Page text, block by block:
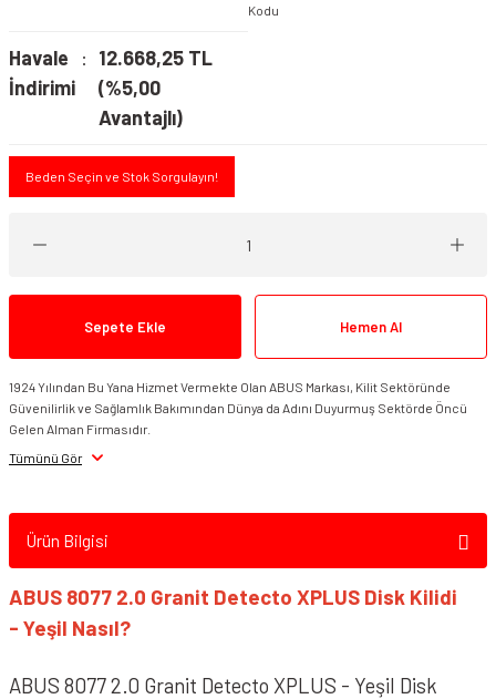
Kodu
Havale
İndirimi
12.668,25 TL
(%5,00
Avantajlı)
Beden Seçin ve Stok Sorgulayın!
Sepete Ekle Hemen Al
1924 Yılından Bu Yana Hizmet Vermekte Olan ABUS Markası, Kilit Sektöründe
Güvenilirlik ve Sağlamlık Bakımından Dünya da Adını Duyurmuş Sektörde Öncü
Gelen Alman Firmasıdır.
Tümünü Gör
Ürün Bilgisi
ABUS 8077 2.0 Granit Detecto XPLUS Disk Kilidi
- Yeşil Nasıl?
ABUS 8077 2.0 Granit Detecto XPLUS - Yeşil Disk